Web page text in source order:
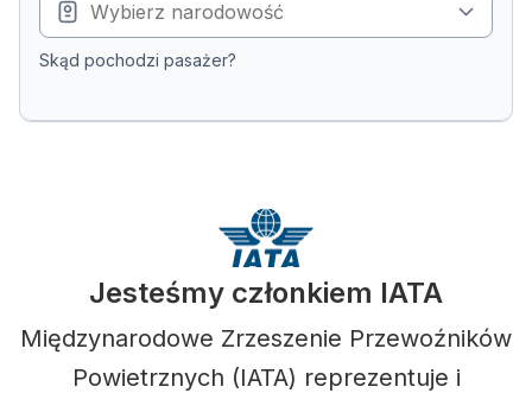
Skąd pochodzi pasażer?
Jesteśmy członkiem IATA
Międzynarodowe Zrzeszenie Przewoźników
Powietrznych (IATA) reprezentuje i